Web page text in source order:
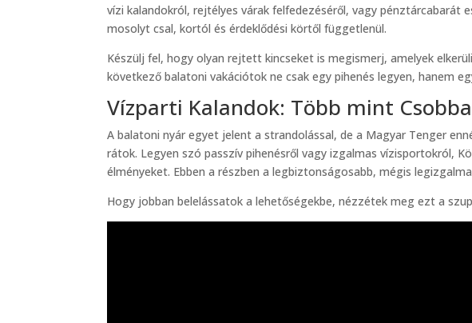
vízi kalandokról, rejtélyes várak felfedezéséről, vagy
mosolyt csal, kortól és érdeklődési körtől függetlenül.
Készülj fel, hogy olyan rejtett kincseket is megismerj, amelyek
következő balatoni vakációtok ne csak egy pihenés legyen, hanem
Vízparti Kalandok: Több mint
A balatoni nyár egyet jelent a strandolással, de a Magyar Tenger
rátok. Legyen szó passzív pihenésről vagy izgalmas vízisportokról,
élményeket. Ebben a részben a legbiztonságosabb, mégis
Hogy jobban belelássatok a lehetőségekbe, nézzétek meg ezt a